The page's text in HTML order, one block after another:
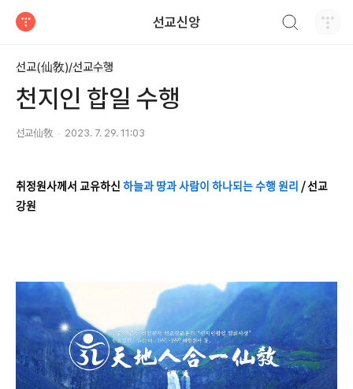
선교신앙
선교(仙敎)/선교수행
천지인 합일 수행
선교仙敎 2023. 7. 29. 11:03
취정원사께서 교유하신 하늘과 땅과 사람이 하나되는 수행 원리 / 선교
강원